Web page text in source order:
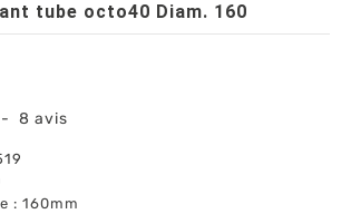
tube octo40 Diam. 160
- 8 avis
: 160mm